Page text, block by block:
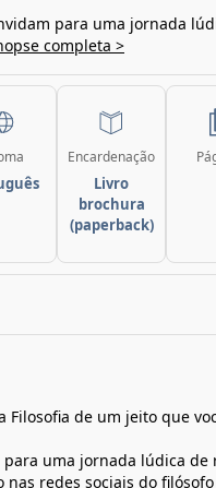
para uma jornada
completa >
Encardenação
Livro
brochura
(paperback)
Filosofia de um jeito que
uma jornada lúdica de
nas redes sociais do